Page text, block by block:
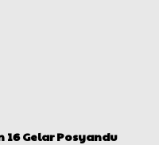
16 Gelar Posyandu